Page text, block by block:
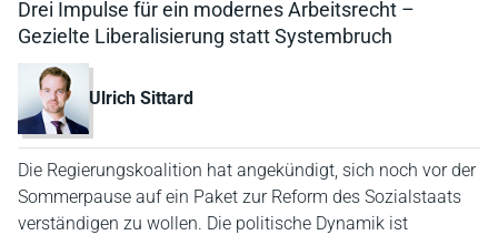
Drei Impulse für ein modernes Arbeitsrecht –
Gezielte Liberalisierung statt Systembruch
Ulrich Sittard
Die Regierungskoalition hat angekündigt, sich noch vor der
Sommerpause auf ein Paket zur Reform des Sozialstaats
verständigen zu wollen. Die politische Dynamik ist